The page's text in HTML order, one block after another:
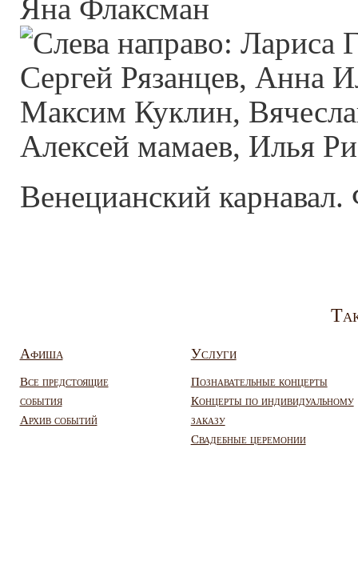
Венецианский
Афиша
Все предстоящие
события
Архив событий
Услуги
Познавательные концерты
Концерты по индивидуальному
заказу
Свадебные церемонии